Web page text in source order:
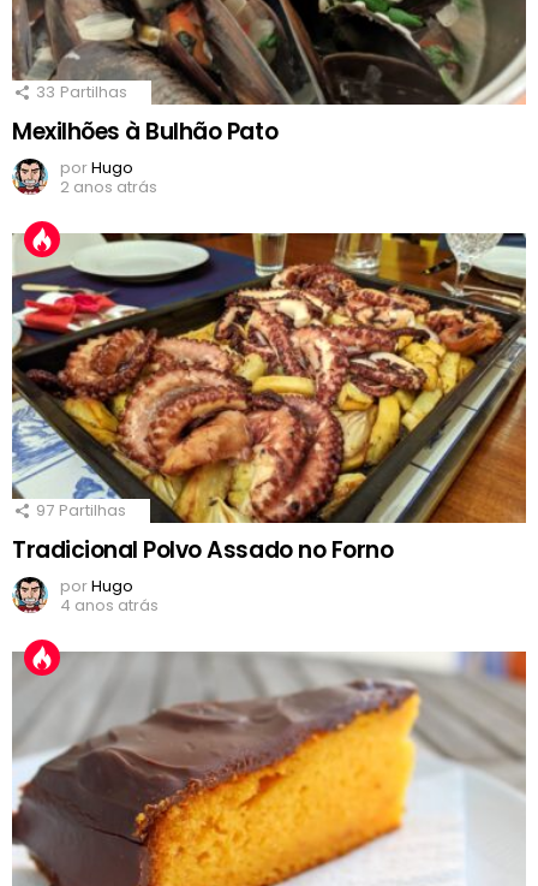
33 Partilhas
Mexilhões à Bulhão Pato
porHugo
2 anos atrás
97 Partilhas
Tradicional Polvo Assado no Forno
porHugo
4 anos atrás